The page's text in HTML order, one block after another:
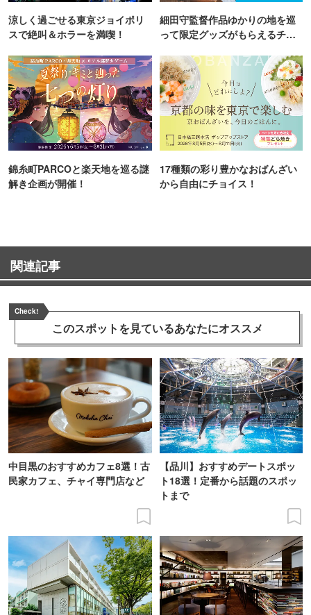
涼しく過ごせる東京ジョイポリ
スで絶叫＆ホラーを満喫！
細田守監督作品ゆかりの地を巡
って限定グッズがもらえるチャ
錦糸町PARCOと楽天地を巡る謎
解き企画が開催！
17種類の彩り豊かなおばんざい
から自由にチョイス！
関連記事
Check!
このスポットを見ているあなたにオススメ
中目黒のおすすめカフェ8選！古
民家カフェ、チャイ専門店など
【品川】おすすめデートスポッ
ト18選！定番から話題のスポッ
トまで